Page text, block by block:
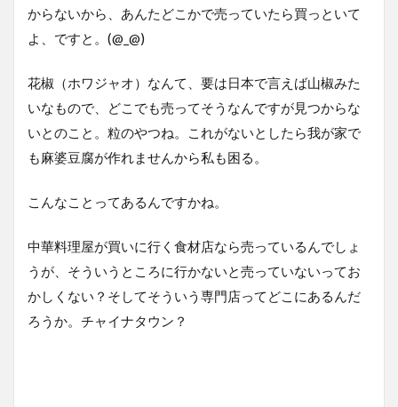
からないから、あんたどこかで売っていたら買っといて
よ、ですと。(@_@)
花椒（ホワジャオ）なんて、要は日本で言えば山椒みた
いなもので、どこでも売ってそうなんですが見つからな
いとのこと。粒のやつね。これがないとしたら我が家で
も麻婆豆腐が作れませんから私も困る。
こんなことってあるんですかね。
中華料理屋が買いに行く食材店なら売っているんでしょ
うが、そういうところに行かないと売っていないってお
かしくない？そしてそういう専門店ってどこにあるんだ
ろうか。チャイナタウン？